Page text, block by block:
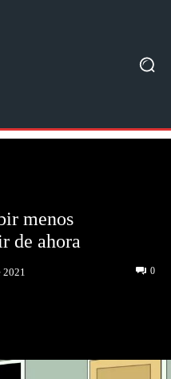
menos
de ahora
2021 0